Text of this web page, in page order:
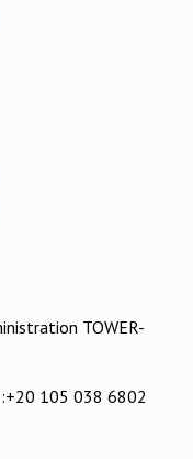
TOWER-
105 038 6802